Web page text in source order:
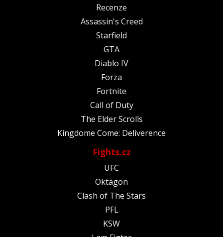
Recenze
Assassin's Creed
Starfield
GTA
Diablo IV
Forza
Fortnite
Call of Duty
The Elder Scrolls
Kingdome Come: Deliverence
Fights.cz
UFC
Oktagon
Clash of The Stars
PFL
KSW